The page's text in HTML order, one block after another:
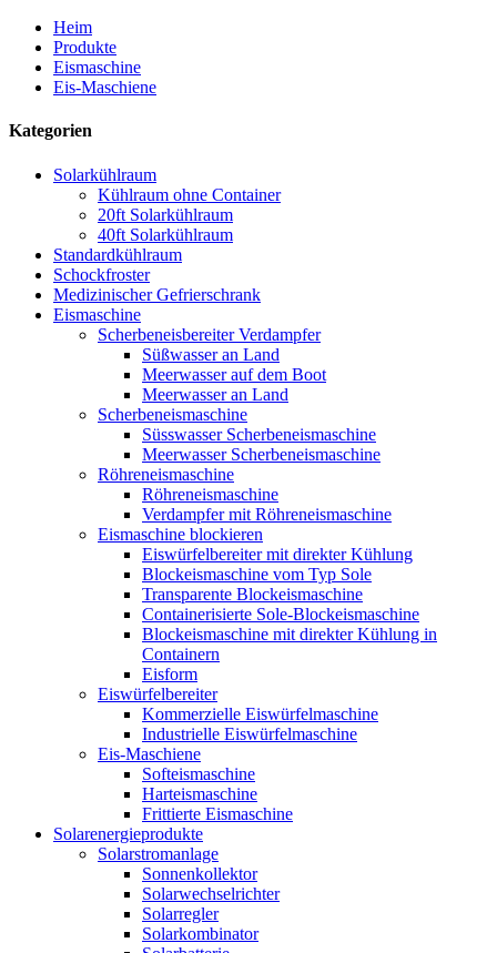
Heim
Produkte
Eismaschine
Eis-Maschiene
Kategorien
Solarkühlraum
Kühlraum ohne Container
20ft Solarkühlraum
40ft Solarkühlraum
Standardkühlraum
Schockfroster
Medizinischer Gefrierschrank
Eismaschine
Scherbeneisbereiter Verdampfer
Süßwasser an Land
Meerwasser auf dem Boot
Meerwasser an Land
Scherbeneismaschine
Süsswasser Scherbeneismaschine
Meerwasser Scherbeneismaschine
Röhreneismaschine
Röhreneismaschine
Verdampfer mit Röhreneismaschine
Eismaschine blockieren
Eiswürfelbereiter mit direkter Kühlung
Blockeismaschine vom Typ Sole
Transparente Blockeismaschine
Containerisierte Sole-Blockeismaschine
Blockeismaschine mit direkter Kühlung in
Containern
Eisform
Eiswürfelbereiter
Kommerzielle Eiswürfelmaschine
Industrielle Eiswürfelmaschine
Eis-Maschiene
Softeismaschine
Harteismaschine
Frittierte Eismaschine
Solarenergieprodukte
Solarstromanlage
Sonnenkollektor
Solarwechselrichter
Solarregler
Solarkombinator